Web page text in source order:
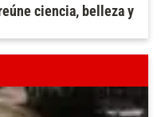
ciencia, belleza y